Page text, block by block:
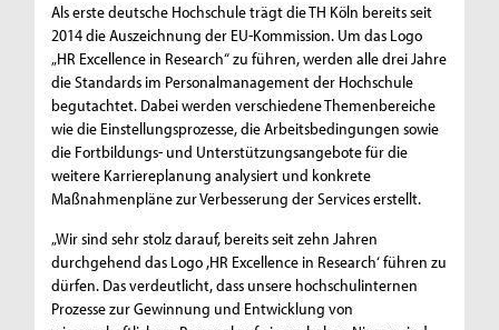
Als erste deutsche Hochschule trägt die TH Köln bereits seit
2014 die Auszeichnung der EU-Kommission. Um das Logo
„HR Excellence in Research“ zu führen, werden alle drei Jahre
die Standards im Personalmanagement der Hochschule
begutachtet. Dabei werden verschiedene Themenbereiche
wie die Einstellungsprozesse, die Arbeitsbedingungen sowie
die Fortbildungs- und Unterstützungsangebote für die
weitere Karriereplanung analysiert und konkrete
Maßnahmenpläne zur Verbesserung der Services erstellt.
„Wir sind sehr stolz darauf, bereits seit zehn Jahren
durchgehend das Logo ,HR Excellence in Research‘ führen zu
dürfen. Das verdeutlicht, dass unsere hochschulinternen
Prozesse zur Gewinnung und Entwicklung von